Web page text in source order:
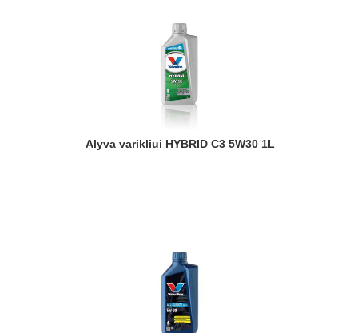
Alyva varikliui HYBRID C3 5W30 1L